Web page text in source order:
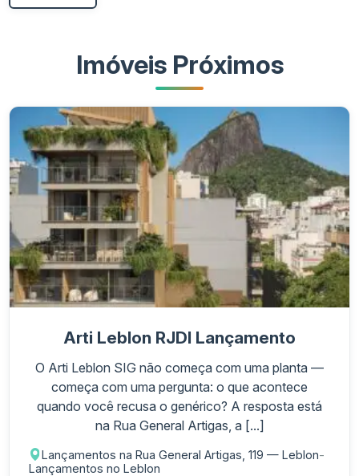
Imóveis Próximos
Arti Leblon RJDI Lançamento
O Arti Leblon SIG não começa com uma planta —
começa com uma pergunta: o que acontece
quando você recusa o genérico? A resposta está
na Rua General Artigas, a [...]
Lançamentos na Rua General Artigas, 119 — Leblon-
Lançamentos no Leblon